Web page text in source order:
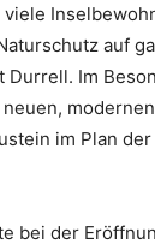
auf
Im
im Plan
bei der